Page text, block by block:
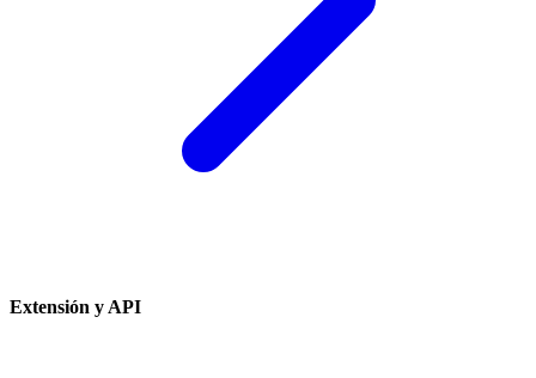
Extensión y API